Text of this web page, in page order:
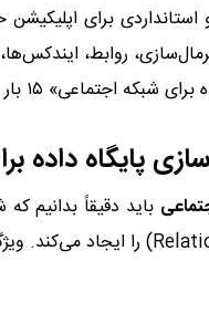
برای
روابط،
است تا مقاله برای سئو بهینه باشد.
باید دقیقاً بدانیم